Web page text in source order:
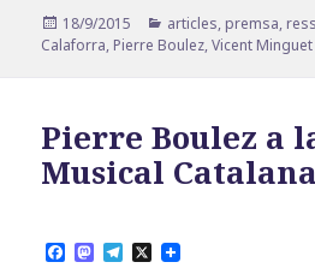
Publicat
el
18/9/2015 Categories
articles, premsa,
Calaforra, Pierre Boulez,Vicent Minguet
Pierre Boulez a
Musical Catalana
F M T X